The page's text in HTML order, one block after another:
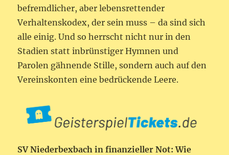
befremdlicher, aber lebensrettender
Verhaltenskodex, der sein muss – da sind sich
alle einig. Und so herrscht nicht nur in den
Stadien statt inbrünstiger Hymnen und
Parolen gähnende Stille, sondern auch auf den
Vereinskonten eine bedrückende Leere.
SV Niederbexbach in finanzieller Not: Wie